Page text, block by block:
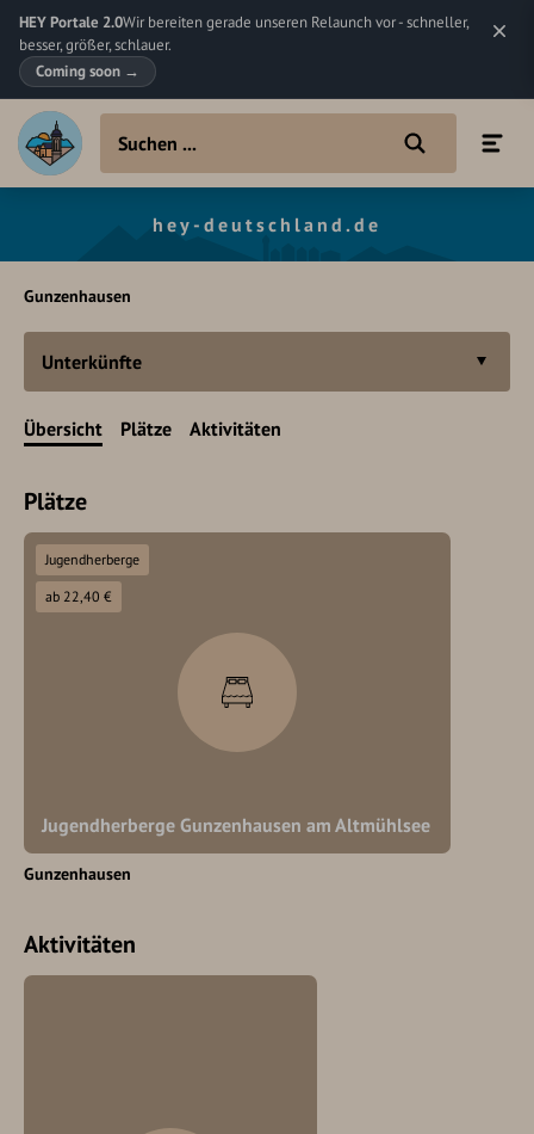
HEY Portale 2.0Wir bereiten gerade unseren Relaunch vor - schneller,
besser, größer, schlauer.
Coming soon →
hey-deutschland.de
Gunzenhausen
Unterkünfte
Übersicht Plätze Aktivitäten
Plätze
Jugendherberge Gunzenhausen am Altmühlsee
Jugendherberge
ab 22,40 €
Gunzenhausen
Aktivitäten